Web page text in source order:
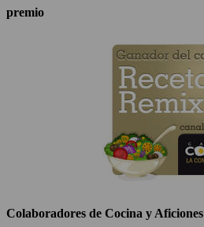
premio
Colaboradores de Cocina y Aficiones